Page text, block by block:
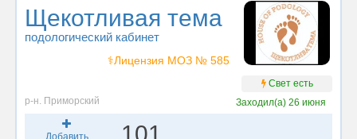
Щекотливая тема
подологический кабинет
⚕️Лицензия МОЗ № 585
Свет есть
р-н. Приморский
Заходил(а)26 июня
Добавить
101